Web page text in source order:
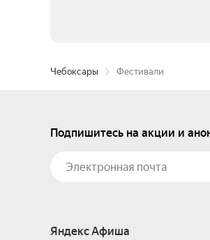
Чебоксары Фестивали
Подпишитесь на акции и
Яндекс Афиша